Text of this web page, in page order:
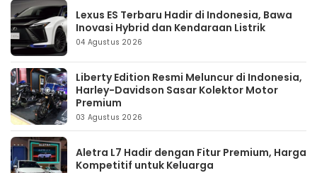
Lexus ES Terbaru Hadir di Indonesia, Bawa
Inovasi Hybrid dan Kendaraan Listrik
04 Agustus 2026
Liberty Edition Resmi Meluncur di Indonesia,
Harley-Davidson Sasar Kolektor Motor
Premium
03 Agustus 2026
Aletra L7 Hadir dengan Fitur Premium, Harga
Kompetitif untuk Keluarga